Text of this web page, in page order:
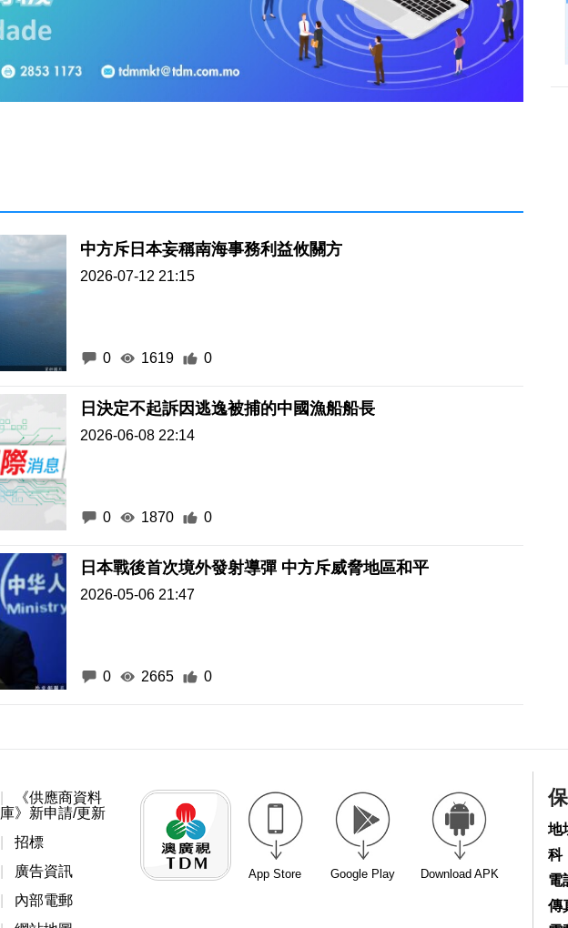
中方斥日本妄稱南海事務利益攸關方
2026-07-12 21:15
0 1619 0
日決定不起訴因逃逸被捕的中國漁船船長
2026-06-08 22:14
0 1870 0
日本戰後首次境外發射導彈 中方斥威脅地區和平
2026-05-06 21:47
0 2665 0
《供應商資料
庫》新申請/更新
招標
廣告資訊
內部電郵
App Store Google Play Download APK
地
科
電
傳